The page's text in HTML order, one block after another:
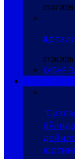
05.07.2026
27.06.2026
ХАБАР